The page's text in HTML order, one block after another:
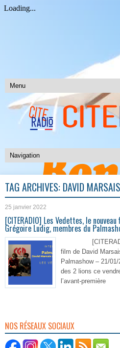
TAG ARCHIVES: DAVID MARSAIS
25 janvier 2022
[CITERADIO] Les Vedettes, le
Grégoire Ludig, membres du
[CITERADIO]
film de David
Palmashow – 21/
des 2 lions ce
l’avant-première
NOS RÉSEAUX SOCIAUX